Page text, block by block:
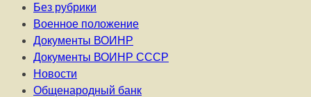
Без рубрики
Военное положение
Документы ВОИНР
Документы ВОИНР СССР
Новости
Общенародный банк